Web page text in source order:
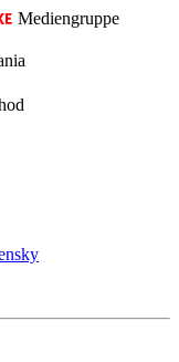
Mediengruppe